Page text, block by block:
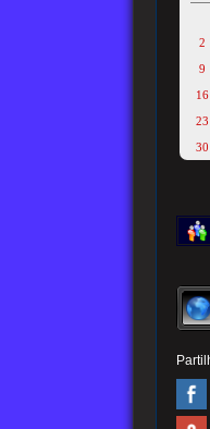
2
9
16
23
30